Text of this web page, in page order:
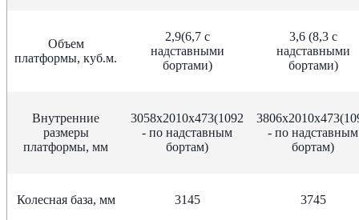
Объем
платформы, куб.м.
2,9(6,7 с
надставными
бортами)
3,6 (8,3 с
надставными
бортами)
Внутренние
размеры
платформы, мм
3058х2010х473(1092
- по надставным
бортам)
- по надставным
бортам)
Колесная база, мм 3145 3745